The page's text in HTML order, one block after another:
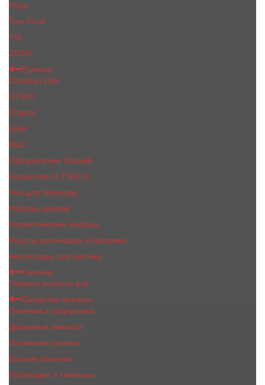
Pupa
Tom Ford
YSL
ZOZU
Румяна
Christian Dior
OTWO
Сhanеl
Kylie
MaC
Оформление бровей
Косметика O.TWO.O
Хна для Мехенди
Наборы кремов
Косметические наборы
Уход за ресницами и бровями
Аксессуары для ресниц
Гигиена
Гигиена полости рта
Средства гигиены
Пелёнки и подгузники
Дорожные ёмкости
Интимная гигиена
Ватные палочки
Прокладки и тампоны